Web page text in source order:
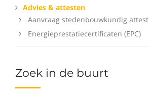
Advies & attesten
Aanvraag stedenbouwkundig attest
Energieprestatiecertificaten (EPC)
Zoek in de buurt